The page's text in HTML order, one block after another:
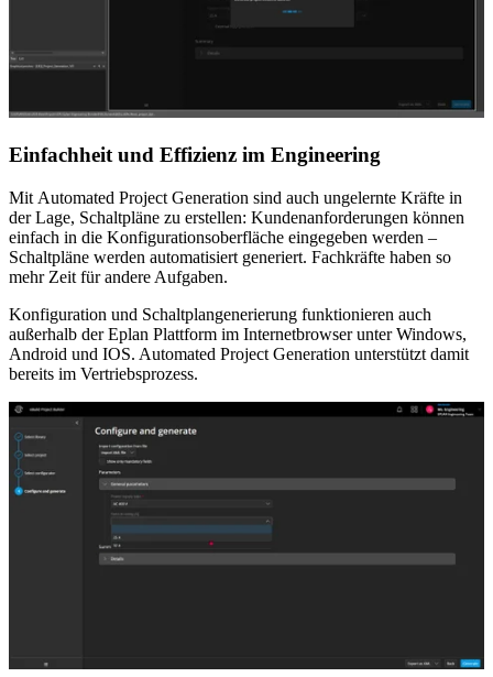
Einfachheit und Effizienz im Engineering
Mit Automated Project Generation sind auch ungelernte Kräfte in
der Lage, Schaltpläne zu erstellen: Kundenanforderungen können
einfach in die Konfigurationsoberfläche eingegeben werden –
Schaltpläne werden automatisiert generiert. Fachkräfte haben so
mehr Zeit für andere Aufgaben.
Konfiguration und Schaltplangenerierung funktionieren auch
außerhalb der Eplan Plattform im Internetbrowser unter Windows,
Android und IOS. Automated Project Generation unterstützt damit
bereits im Vertriebsprozess.